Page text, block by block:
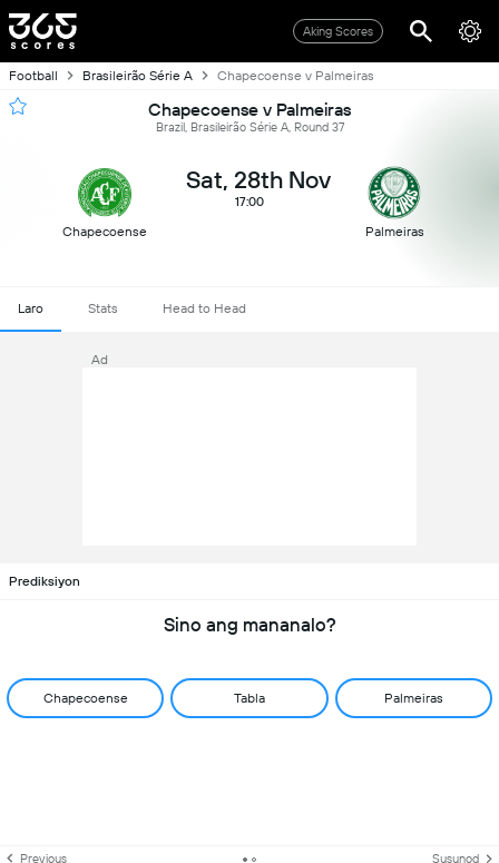
Aking Scores
Football Brasileirão Série A Chapecoense v Palmeiras
Chapecoense v Palmeiras
Brazil, Brasileirão Série A, Round 37
Chapecoense
Sat, 28th Nov
17:00
Palmeiras
Laro Stats Head to Head
Ad
Prediksiyon
Sino ang mananalo?
Chapecoense Tabla Palmeiras
Previous Susunod